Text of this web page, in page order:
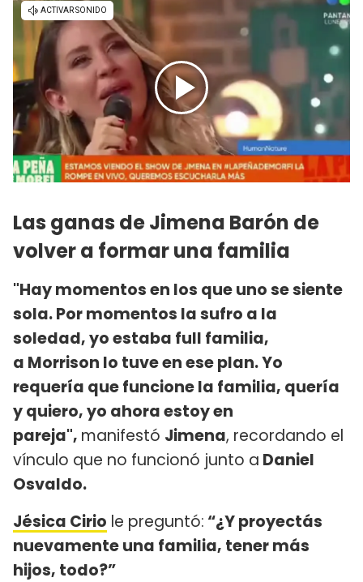
Las ganas de Jimena Barón de
volver a formar una familia
"Hay momentos en los que uno se siente
sola. Por momentos la sufro a la
soledad, yo estaba full familia,
a Morrison lo tuve en ese plan. Yo
requería que funcione la familia, quería
y quiero, yo ahora estoy en
pareja", manifestó Jimena, recordando el
vínculo que no funcionó junto a Daniel
Osvaldo.
Jésica Cirio le preguntó: “¿Y proyectás
nuevamente una familia, tener más
hijos, todo?”